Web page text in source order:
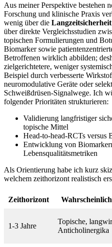
Aus⁢ meiner Perspektive bestehen
Forschung und⁣ klinische Praxis⁢
wenig über die
über direkte Vergleichsstudien
topischen Formulierungen und
Biomarker sowie
Betroffenen wirklich ⁢abbilden;
zielgerichtetere, weniger
Beispiel durch verbesserte
neuromodulative Geräte oder‌
Schweißdrüsen‑Signalwege. Ich
folgender Prioritäten ⁤strukturieren: ⁣
Validierung langfristiger
topische​ Mittel
Head‑to‑head‑RCTs
Entwicklung von
Lebensqualitätsmetriken
Als Orientierung habe ​ich kurz
welchem zeithorizont realistisch
Zeithorizont
1-3 Jahre
Topische,
Anticholinergika